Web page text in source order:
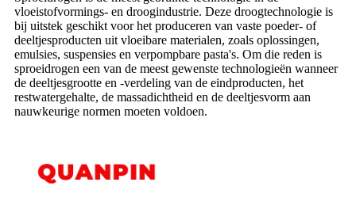
vloeistofvormings- en droogindustrie. Deze droogtechnologie is
bij uitstek geschikt voor het produceren van vaste poeder- of
deeltjesproducten uit vloeibare materialen, zoals oplossingen,
emulsies, suspensies en verpompbare pasta's. Om die reden is
sproeidrogen een van de meest gewenste technologieën wanneer
de deeltjesgrootte en -verdeling van de eindproducten, het
restwatergehalte, de massadichtheid en de deeltjesvorm aan
nauwkeurige normen moeten voldoen.